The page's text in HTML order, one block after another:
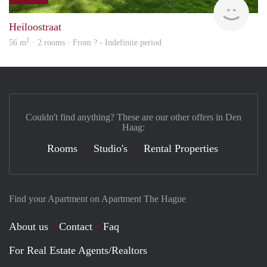
Heiloostraat
56 m2 · 2 rooms · From ? - Indefinite period
Find your Apartment on Apartment The Hague
About us Contact
Faq
For Real Estate Agents/Realtors
Couldn't find anything? These are our other offers in Den
Haag:
Rooms Studio's Rental Properties